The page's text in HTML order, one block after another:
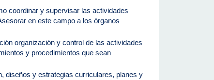
coordinar y supervisar las actividades
en este campo a los órganos
organización y control de las actividades
y procedimientos que sean
diseños y estrategias curriculares, planes y